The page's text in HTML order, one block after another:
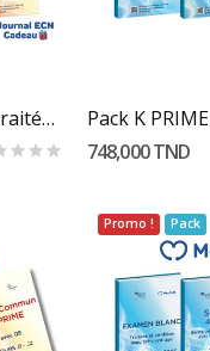
Pack K PRIME 2 ans traitées et vérifiées "...
748,000 TND
Promo ! Pack